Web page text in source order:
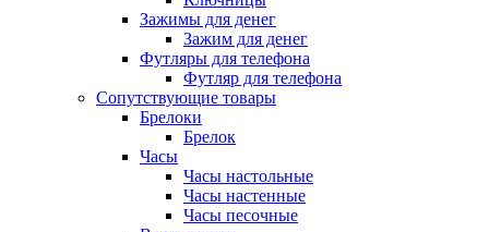
Зажимы для денег
Зажим для денег
Футляры для телефона
Футляр для телефона
Сопутствующие товары
Брелоки
Брелок
Часы
Часы настольные
Часы настенные
Часы песочные